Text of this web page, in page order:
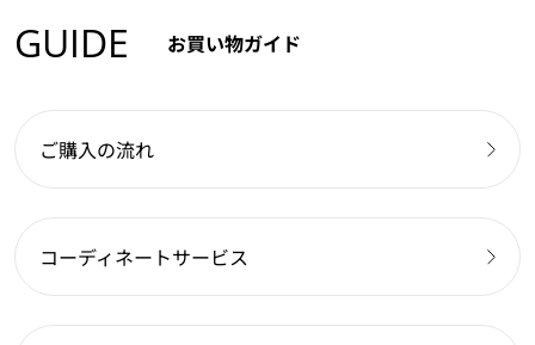
GUIDE お買い物ガイド
ご購入の流れ
コーディネートサービス